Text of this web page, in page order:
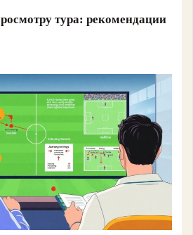
тура: рекомендации